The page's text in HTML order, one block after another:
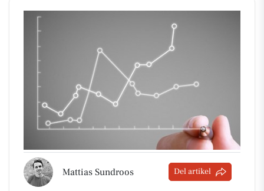
Mattias Sundroos Del artikel